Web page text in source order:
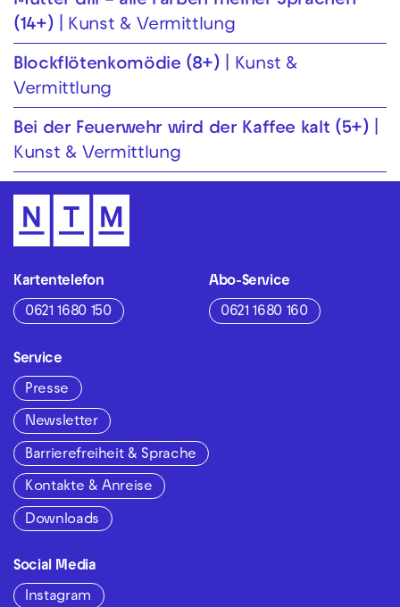
(14+)
Kunst & Vermittlung
Blockflöten­komödie (8+)
Kunst &
Vermittlung
Bei der Feuer­wehr wird der Kaffee kalt (5+)
Kunst & Vermittlung
Kartentelefon
0621 1680 150
Abo-Service
0621 1680 160
Service
Presse
Newsletter
Barrierefreiheit & Sprache
Kontakte & Anreise
Downloads
Social Media
Instagram